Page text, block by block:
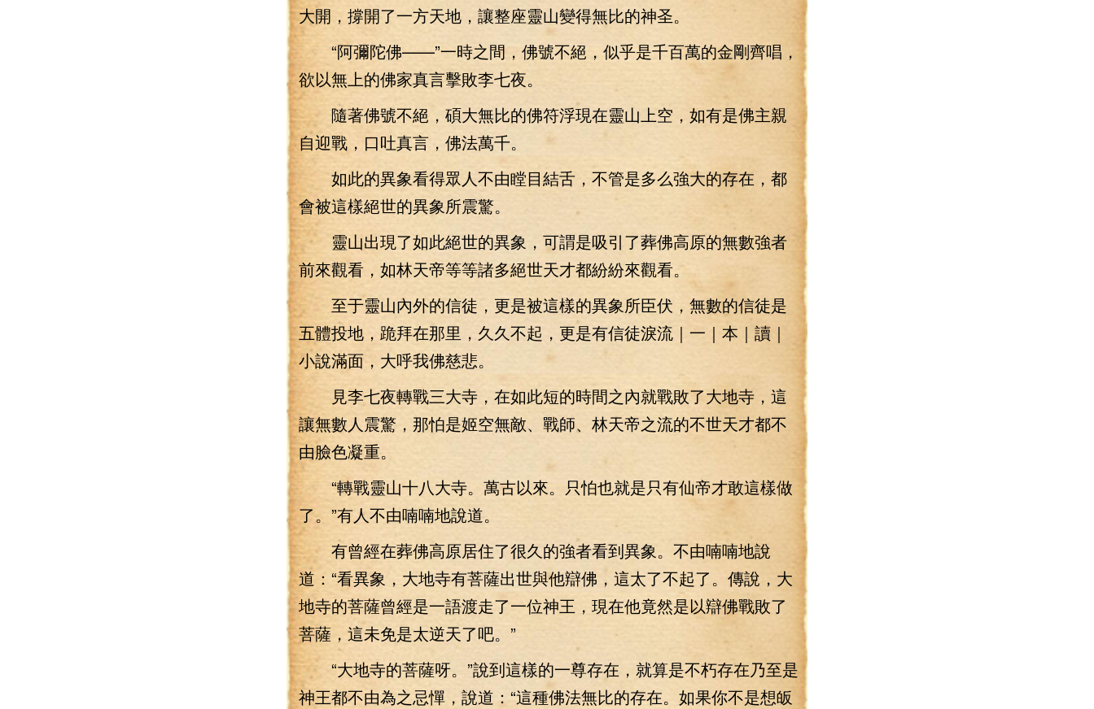
大開，撐開了一方天地，讓整座靈山變得無比的神圣。
“阿彌陀佛——”一時之間，佛號不絕，似乎是千百萬的金剛齊唱，
欲以無上的佛家真言擊敗李七夜。
隨著佛號不絕，碩大無比的佛符浮現在靈山上空，如有是佛主親
自迎戰，口吐真言，佛法萬千。
如此的異象看得眾人不由瞠目結舌，不管是多么強大的存在，都
會被這樣絕世的異象所震驚。
靈山出現了如此絕世的異象，可謂是吸引了葬佛高原的無數強者
前來觀看，如林天帝等等諸多絕世天才都紛紛來觀看。
至于靈山內外的信徒，更是被這樣的異象所臣伏，無數的信徒是
五體投地，跪拜在那里，久久不起，更是有信徒淚流｜一｜本｜讀｜
小說滿面，大呼我佛慈悲。
見李七夜轉戰三大寺，在如此短的時間之內就戰敗了大地寺，這
讓無數人震驚，那怕是姬空無敵、戰師、林天帝之流的不世天才都不
由臉色凝重。
“轉戰靈山十八大寺。萬古以來。只怕也就是只有仙帝才敢這樣做
了。”有人不由喃喃地說道。
有曾經在葬佛高原居住了很久的強者看到異象。不由喃喃地說
道：“看異象，大地寺有菩薩出世與他辯佛，這太了不起了。傳說，大
地寺的菩薩曾經是一語渡走了一位神王，現在他竟然是以辯佛戰敗了
菩薩，這未免是太逆天了吧。”
“大地寺的菩薩呀。”說到這樣的一尊存在，就算是不朽存在乃至是
神王都不由為之忌憚，說道：“這種佛法無比的存在。如果你不是想皈